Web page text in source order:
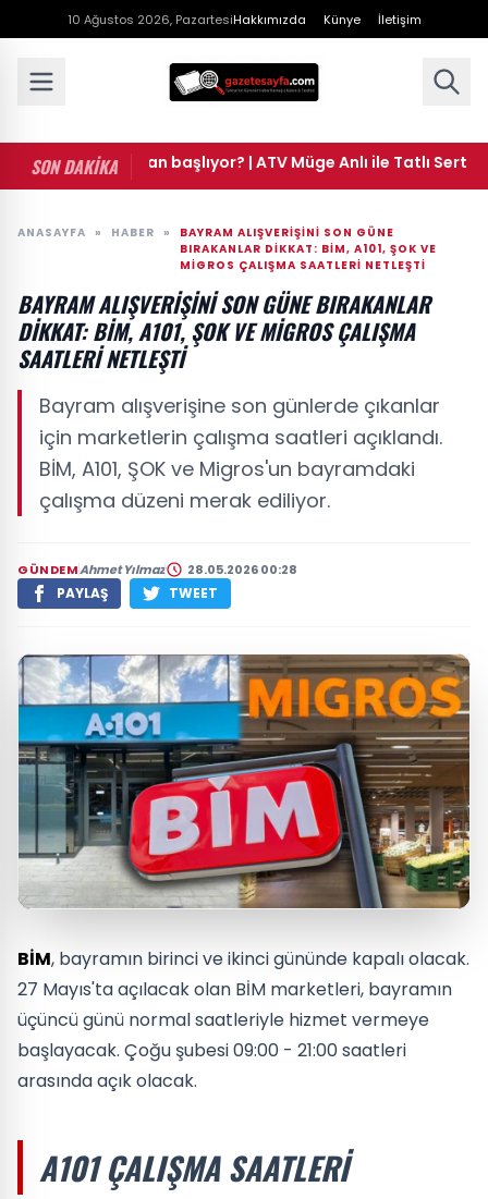
10 Ağustos 2026, PazartesiHakkımızda Künye İletişim
SON DAKİKA
Anlı ne zaman başlıyor? | ATV Müge Anlı ile Tatlı Sert yeni
ANASAYFA » HABER »
BAYRAM ALIŞVERIŞINI SON GÜNE
BIRAKANLAR DIKKAT: BİM, A101, ŞOK VE
MIGROS ÇALIŞMA SAATLERI NETLEŞTI
BAYRAM ALIŞVERIŞINI SON GÜNE BIRAKANLAR
DIKKAT: BİM, A101, ŞOK VE MIGROS ÇALIŞMA
SAATLERI NETLEŞTI
Bayram alışverişine son günlerde çıkanlar
için marketlerin çalışma saatleri açıklandı.
BİM, A101, ŞOK ve Migros'un bayramdaki
çalışma düzeni merak ediliyor.
GÜNDEMAhmet Yılmaz 28.05.2026 00:28
PAYLAŞ TWEET
BİM, bayramın birinci ve ikinci gününde kapalı olacak.
27 Mayıs'ta açılacak olan BİM marketleri, bayramın
üçüncü günü normal saatleriyle hizmet vermeye
başlayacak. Çoğu şubesi 09:00 - 21:00 saatleri
arasında açık olacak.
A101 ÇALIŞMA SAATLERI